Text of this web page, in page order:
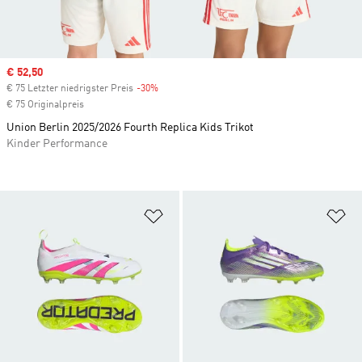
Sale price
€ 52,50
€ 75 Letzter niedrigster Preis -30%
€ 75 Originalpreis
Union Berlin 2025/2026 Fourth Replica Kids Trikot
Kinder Performance